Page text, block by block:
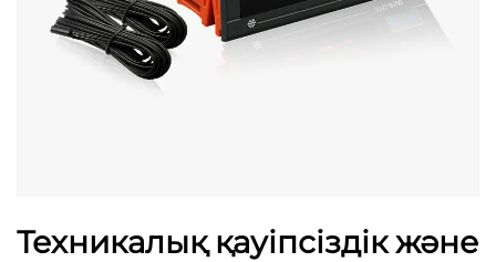
Техникалық қауіпсіздік және